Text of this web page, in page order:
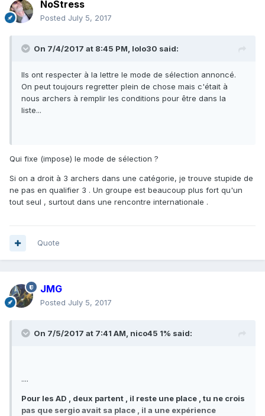
NoStress
Posted July 5, 2017
On 7/4/2017 at 8:45 PM, lolo30 said:
Ils ont respecter à la lettre le mode de sélection annoncé.
On peut toujours regretter plein de chose mais c'était à
nous archers à remplir les conditions pour être dans la
liste...
Qui fixe (impose) le mode de sélection ?
Si on a droit à 3 archers dans une catégorie, je trouve stupide de
ne pas en qualifier 3 . Un groupe est beaucoup plus fort qu'un
tout seul , surtout dans une rencontre internationale .
Quote
JMG
Posted July 5, 2017
On 7/5/2017 at 7:41 AM, nico45 1% said:
....
Pour les AD , deux partent , il reste une place , tu ne crois
pas que sergio avait sa place , il a une expérience